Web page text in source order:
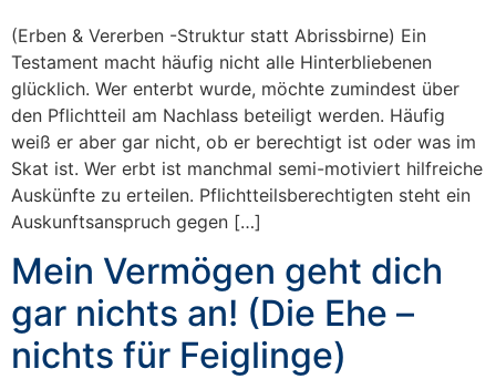
(Erben & Vererben -Struktur statt Abrissbirne) Ein
Testament macht häufig nicht alle Hinterbliebenen
glücklich. Wer enterbt wurde, möchte zumindest über
den Pflichtteil am Nachlass beteiligt werden. Häufig
weiß er aber gar nicht, ob er berechtigt ist oder was im
Skat ist. Wer erbt ist manchmal semi-motiviert hilfreiche
Auskünfte zu erteilen. Pflichtteilsberechtigten steht ein
Auskunftsanspruch gegen […]
Mein Vermögen geht dich
gar nichts an! (Die Ehe –
nichts für Feiglinge)